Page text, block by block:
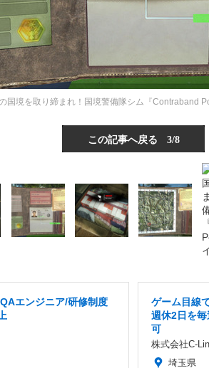
国境を取り締まれ！国境警備隊シム『Contraband
この記事へ戻る 3/8
エンジニア/研修制度
ゲーム目線
週休2日を
可
株式会社C-
埼玉県